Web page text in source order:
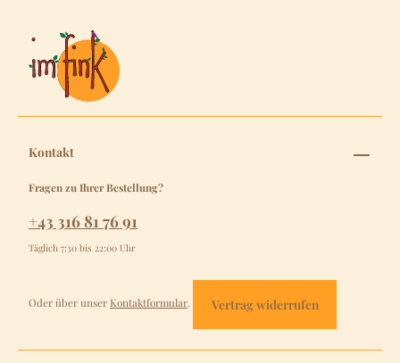
Kontakt
Fragen zu Ihrer Bestellung?
+43 316 81 76 91
Täglich 7:30 bis 22:00 Uhr
Oder über unser Kontaktformular. Vertrag widerrufen